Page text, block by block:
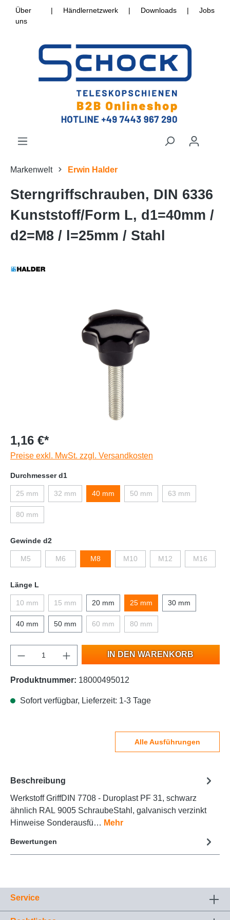
Über
uns
| Händlernetzwerk | Downloads | Jobs
Markenwelt Erwin Halder
Sterngriffschrauben, DIN 6336
Kunststoff/Form L, d1=40mm /
d2=M8 / l=25mm / Stahl
1,16 €*
Preise exkl. MwSt. zzgl. Versandkosten
Durchmesser d1
25 mm 32 mm 40 mm 50 mm 63 mm
80 mm
Gewinde d2
M5 M6 M8 M10 M12 M16
Länge L
10 mm 15 mm 20 mm 25 mm 30 mm
40 mm 50 mm 60 mm 80 mm
IN DEN WARENKORB
Produktnummer: 18000495012
Sofort verfügbar, Lieferzeit: 1-3 Tage
Alle Ausführungen
Beschreibung
Werkstoff GriffDIN 7708 - Duroplast PF 31, schwarz
ähnlich RAL 9005 SchraubeStahl, galvanisch verzinkt
Hinweise Sonderausfü… Mehr
Bewertungen
Service